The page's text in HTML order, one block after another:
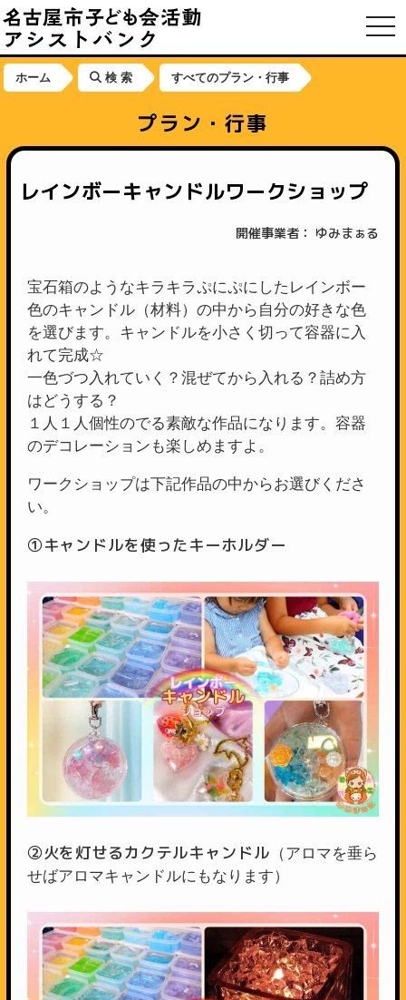
ホーム 検 索 すべてのプラン・行事
プラン・行事
レインボーキャンドルワークショップ
開催事業者： ゆみまぁる
宝石箱のようなキラキラぷにぷにしたレインボー
色のキャンドル（材料）の中から自分の好きな色
を選びます。キャンドルを小さく切って容器に入
れて完成☆
一色づつ入れていく？混ぜてから入れる？詰め方
はどうする？
１人１人個性のでる素敵な作品になります。容器
のデコレーションも楽しめますよ。
ワークショップは下記作品の中からお選びくださ
い。
①キャンドルを使ったキーホルダー
②火を灯せるカクテルキャンドル （アロマを垂ら
せばアロマキャンドルにもなります）